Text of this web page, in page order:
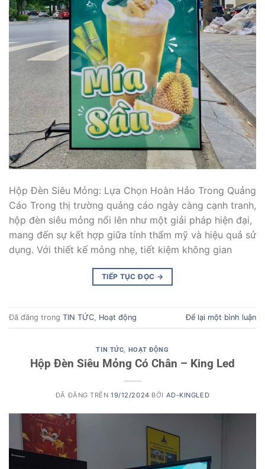
Hộp Đèn Siêu Mỏng: Lựa Chọn Hoàn Hảo Trong Quảng
Cáo Trong thị trường quảng cáo ngày càng cạnh tranh,
hộp đèn siêu mỏng nổi lên như một giải pháp hiện đại,
mang đến sự kết hợp giữa tính thẩm mỹ và hiệu quả sử
dụng. Với thiết kế mỏng nhẹ, tiết kiệm không gian
TIẾP TỤC ĐỌC →
Đã đăng trong TIN TỨC Hoạt động Để lại một bình luận
TIN TỨC, HOẠT ĐỘNG
Hộp Đèn Siêu Mỏng Có Chân – King Led
ĐÃ ĐĂNG TRÊN19/12/2024 BỞI AD-KINGLED